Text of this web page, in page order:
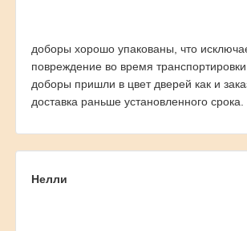
доборы хорошо упакованы, что
повреждение во время
доборы пришли в цвет дверей как и
доставка раньше установленного срока.
Нелли